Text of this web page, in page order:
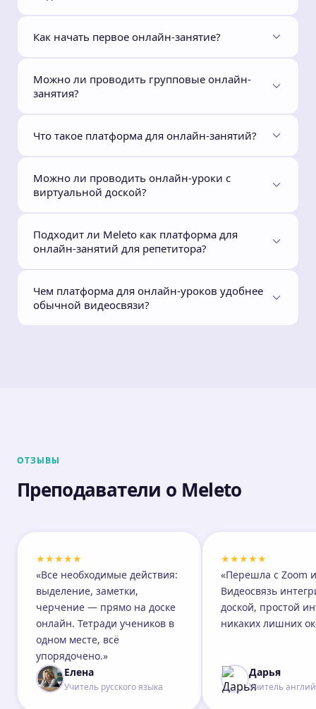
Как начать первое онлайн-занятие?
Можно ли проводить групповые онлайн-
занятия?
Что такое платформа для онлайн-занятий?
Можно ли проводить онлайн-уроки с
виртуальной доской?
Подходит ли Meleto как платформа для
онлайн-занятий для репетитора?
Чем платформа для онлайн-уроков удобнее
обычной видеосвязи?
ОТЗЫВЫ
Преподаватели о Meleto
★★★★★
«Все необходимые действия:
выделение, заметки,
черчение — прямо на доске
онлайн. Тетради учеников в
одном месте, всё
упорядочено.»
Елена
Учитель русского языка
★★★★★
«Перешла с Zoom
Видеосвязь
доской, простой
никаких лишних
Дарья
Учитель